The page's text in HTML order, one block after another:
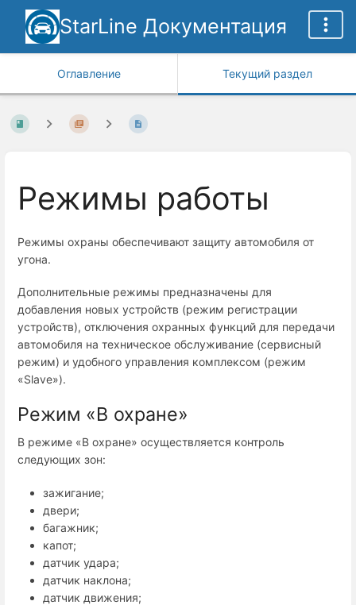
StarLine Документация
Оглавление Текущий раздел
Режимы работы
Режимы охраны обеспечивают защиту автомобиля от
угона.
Дополнительные режимы предназначены для
добавления новых устройств (режим регистрации
устройств), отключения охранных функций для передачи
автомобиля на техническое обслуживание (сервисный
режим) и удобного управления комплексом (режим
«Slave»).
Режим «В охране»
В режиме «В охране» осуществляется контроль
следующих зон:
зажигание;
двери;
багажник;
капот;
датчик удара;
датчик наклона;
датчик движения;